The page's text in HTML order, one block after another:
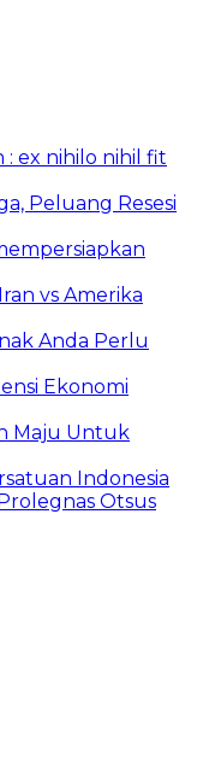
ex nihilo nihil fit
Peluang Resesi
vs Amerika
Anda Perlu
Ekonomi
Maju Untuk
Indonesia
Otsus